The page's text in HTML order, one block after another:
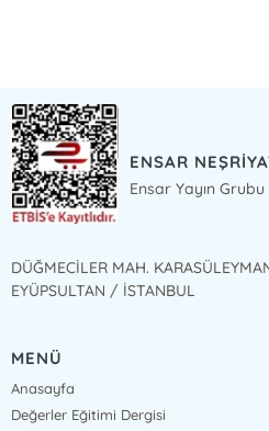
ENSAR
Ensar Yayın Grubu
DÜĞMECİLER MAH.
EYÜPSULTAN / İSTANBUL
MENÜ
Anasayfa
Değerler Eğitimi Dergisi